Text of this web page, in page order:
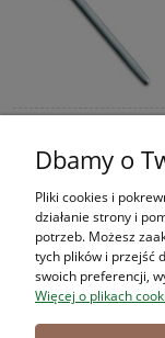
Nóż ubojowy
Dbamy o
Pliki cookies i
działanie strony i
potrzeb. Możesz
tych plików i przejść
swoich preferencji,
Więcej o plikach